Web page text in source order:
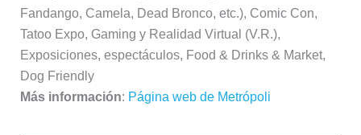
Fandango, Camela, Dead Bronco, etc.), Comic Con,
Tatoo Expo, Gaming y Realidad Virtual (V.R.),
Exposiciones, espectáculos, Food & Drinks & Market,
Dog Friendly
Más información: Página web de Metrópoli